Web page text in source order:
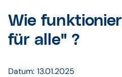
Wie
für alle" ?
Datum: 13.01.2025